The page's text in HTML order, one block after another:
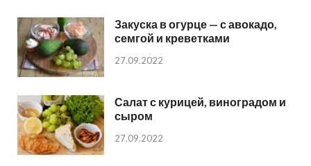
Закуска в огурце — с авокадо,
семгой и креветками
27.09.2022
Салат с курицей, виноградом и
сыром
27.09.2022